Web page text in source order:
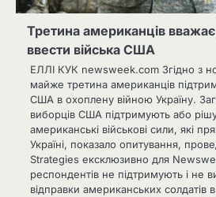
Третина американців
ввести війська США
ЕЛЛІ КУК newsweek.com Згідно з
майже третина американців
США в охоплену війною Україну.
виборців США підтримують або
американські військові сили, які
Україні, показало опитування,
Strategies ексклюзивно для
респондентів не підтримують і не
відправки американських солдатів